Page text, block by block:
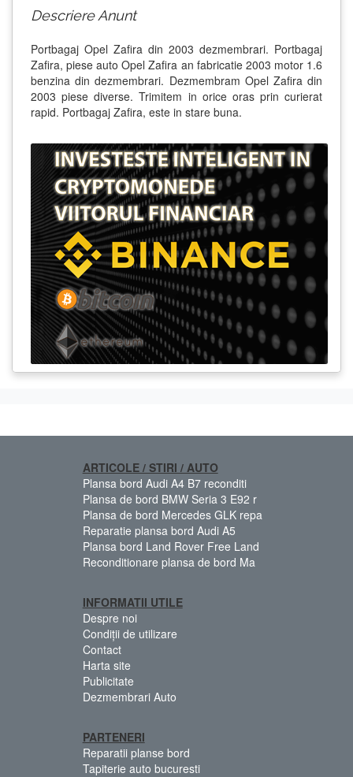
Descriere Anunt
Portbagaj Opel Zafira din 2003 dezmembrari. Portbagaj
Zafira, piese auto Opel Zafira an fabricatie 2003 motor 1.6
benzina din dezmembrari. Dezmembram Opel Zafira din
2003 piese diverse. Trimitem in orice oras prin curierat
rapid. Portbagaj Zafira, este in stare buna.
ARTICOLE / STIRI / AUTO
Plansa bord Audi A4 B7 reconditi
Plansa de bord BMW Seria 3 E92 r
Plansa de bord Mercedes GLK repa
Reparatie plansa bord Audi A5
Plansa bord Land Rover Free Land
Reconditionare plansa de bord Ma
INFORMATII UTILE
Despre noi
Condiții de utilizare
Contact
Harta site
Publicitate
Dezmembrari Auto
PARTENERI
Reparatii planse bord
Tapiterie auto bucuresti